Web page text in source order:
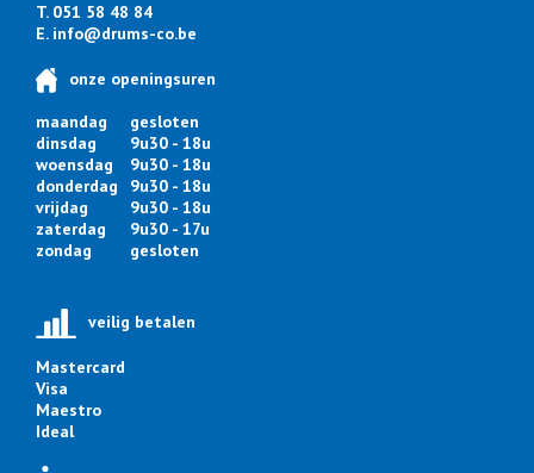
T. 051 58 48 84
E. info@drums-co.be
onze openingsuren
maandag
gesloten
dinsdag
9u30 - 18u
woensdag
9u30 - 18u
donderdag
9u30 - 18u
vrijdag
9u30 - 18u
zaterdag
9u30 - 17u
zondag
gesloten
veilig betalen
Mastercard
Visa
Maestro
Ideal